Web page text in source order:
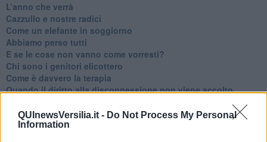
QUInewsVersilia.it - Do Not Process My Personal
Information
​L’anno che verrà
​Cazzullo e nostre radici
​Come un elefante in soggiorno
​Abbiamo perso tutti
E se le cose non vanno come vorresti?
​Chi sono i genitori elicottero
Come è davvero la terapia
Quando il diritto alla disconnessione non viene accolto
​Il diritto ad essere disconnessi
​Il pensiero dicotomico e la salute mentale